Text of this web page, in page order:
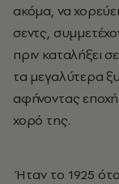
ακόμα, να
σεντς,
πριν καταλήξει
τα μεγαλύτερα
αφήνοντας εποχή
χορό της.
Ήταν το 1925 όταν η 19χρονη τότε Μπέικερ ταξίδεψε